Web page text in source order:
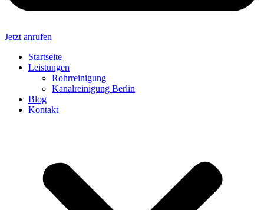
Jetzt anrufen
Startseite
Leistungen
Rohrreinigung
Kanalreinigung Berlin
Blog
Kontakt